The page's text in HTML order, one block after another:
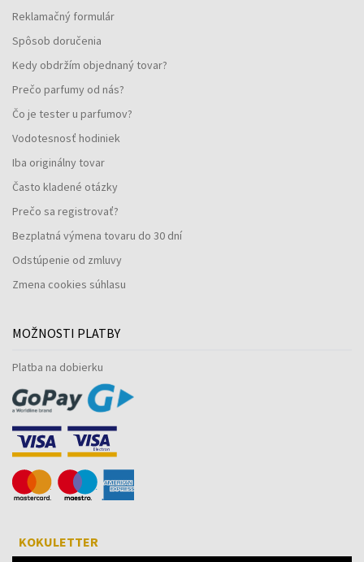
Reklamačný formulár
Spôsob doručenia
Kedy obdržím objednaný tovar?
Prečo parfumy od nás?
Čo je tester u parfumov?
Vodotesnosť hodiniek
Iba originálny tovar
Často kladené otázky
Prečo sa registrovať?
Bezplatná výmena tovaru do 30 dní
Odstúpenie od zmluvy
Zmena cookies súhlasu
MOŽNOSTI PLATBY
Platba na dobierku
KOKULETTER